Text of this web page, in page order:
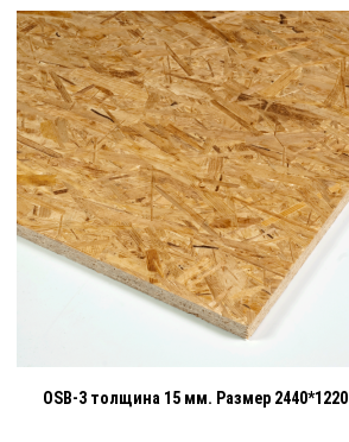
OSB-3 толщина 15 мм. Размер 2440*1220